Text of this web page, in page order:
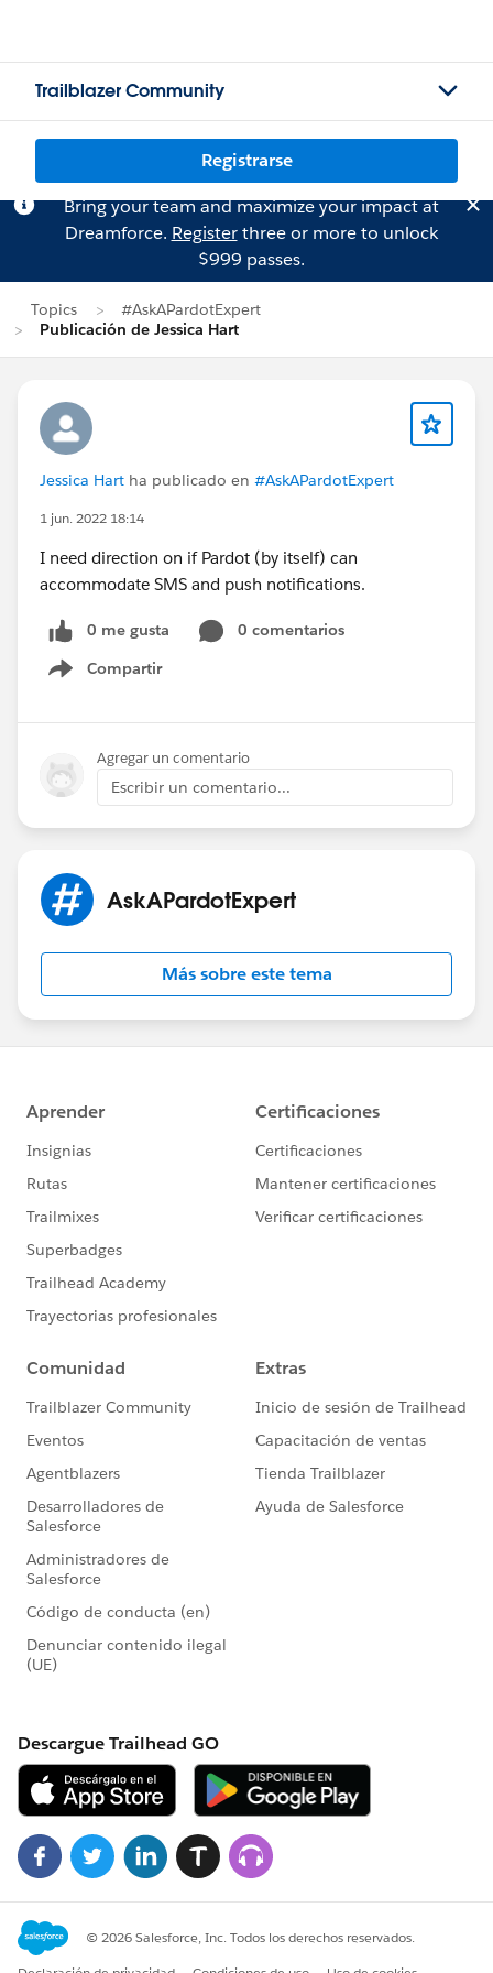
Trailblazer Community
Registrarse
Bring your team and maximize your impact at
Dreamforce. Registerthree or more to unlock
$999 passes.
Topics
#AskAPardotExpert
Publicación de Jessica Hart
Jessica Hart ha publicado en #AskAPardotExpert
1 jun. 2022 18:14
I need direction on if Pardot (by itself) can
accommodate SMS and push notifications.
0 me gusta
0 comentarios
Compartir
Show menu
Agregar un comentario
Escribir un comentario...
AskAPardotExpert
Más sobre este tema